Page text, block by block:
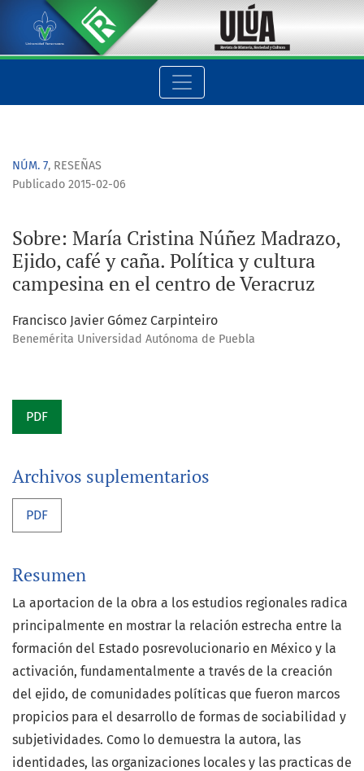
Sobre: María Cristina Núñez Madrazo, Ejido, café y caña.
NÚM. 7, RESEÑAS
Sobre: María Cristina Núñez Madrazo,
Ejido, café y caña. Política y cultura
campesina en el centro de Veracruz
Publicado 2015-02-06
Francisco Javier Gómez Carpinteiro
Benemérita Universidad Autónoma de Puebla
PDF
Archivos suplementarios
PDF
Resumen
La aportacion de la obra a los estudios regionales radica
principalmente en mostrar la relación estrecha entre la
formación del Estado posrevolucionario en México y la
activación, fundamentalmente a través de la creación
del ejido, de comunidades políticas que fueron marcos
propicios para el desarrollo de formas de sociabilidad y
subjetividades. Como lo demuestra la autora, las
identidades, las organizaciones locales y las practicas de